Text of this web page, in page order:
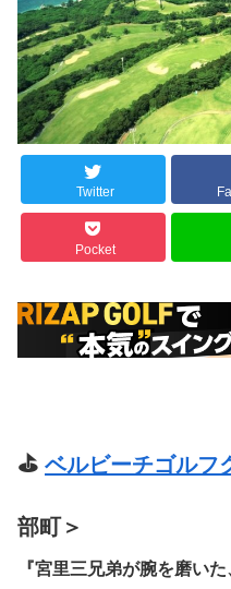
Twitter
Pocket
⛳ ベルビーチゴルフ
部町＞
『宮里三兄弟が腕を磨い